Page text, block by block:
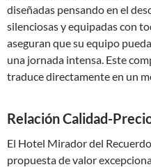
diseñadas pensando en el
silenciosas y equipadas con
aseguran que su equipo
una jornada intensa. Este
traduce directamente en un
Relación Calidad-
El Hotel Mirador del
propuesta de valor